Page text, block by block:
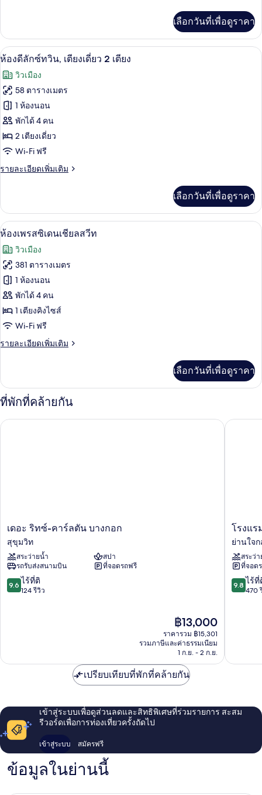
เกี่ยว
กับ
ห้อง
ท
(Governor)
เลือกวันที่เพื่อดูราคา
เปิด
ภาพถ่าย
ทั้งหมด
ของ
ห้อง
ดี
ลัก
ซ์
เตียง
เดี่ยว
2
เตียง
ห้องดีลักซ์ทวิน, เตียงเดี่ยว 2 เตียง | วิว
5
ห้องดีลักซ์ทวิน, เตียงเดี่ยว 2 เตียง
วิวเมือง
58 ตารางเมตร
1 ห้องนอน
พักได้ 4 คน
2 เตียงเดี่ยว
Wi-Fi ฟรี
รายละเอียดเพิ่มเติม
ราย
เกี่ยว
กับ
ห้อง
ลัก
ซ์
ทวิ
น,
เตียง
เดี่ยว
2
เตียง
เลือกวันที่เพื่อดูราคา
เปิด
ภาพถ่าย
ทั้งหมด
ของ
ห้อง
เพรส
ซิ
เดน
ล
สวีท
ห้องเพรสซิเดนเชียลสวีท | ครัวส่วนตัว
7
ห้องเพรสซิเดนเชียลสวีท
วิวเมือง
381 ตารางเมตร
1 ห้องนอน
พักได้ 4 คน
1 เตียงคิงไซส์
Wi-Fi ฟรี
รายละเอียดเพิ่มเติม
ราย
เกี่ยว
กับ
ห้อง
ซิ
เลือกวันที่เพื่อดูราคา
ที่พักที่คล้ายกัน
เดอะ
ริทซ์-
คาร์ล
ตัน
บางกอก
สุขุมวิท
เดอะ ริทซ์-คาร์ลตัน บางกอก
สุขุมวิท
สระว่ายน้ำ
สปา
รถรับส่งสนามบิน
ที่จอดรถฟรี
9.6
จาก
9.6 ไร้ที่ติ
124 รีวิว
ราคา
ปัจจุบัน
คือ
฿13,000
฿13,000
ราคารวม ฿15,301
รวมภาษีและค่าธรรมเนียม
1 ก.ย. - 2 ก.ย.
เดอะ ริทซ์-คาร์ลตัน บางกอก
โรงแรม
ดุสิต
ธานี
กรุงเทพ
ย่าน
ใจกลาง
กรุงเทพ
โรงแร
ย่านใจก
สระว่
ที่จอด
9.8
จาก
9.8 ไร้ที่
470
โรงแรม
เปรียบเทียบที่พักที่คล้ายกัน
เข้าสู่ระบบเพื่อดูส่วนลดและสิทธิพิเศษที่ร่วมรายการ สะสม
รีวอร์ดเพื่อการท่องเที่ยวครั้งถัดไป
เข้าสู่ระบบ สมัครฟรี
ข้อมูลในย่านนี้